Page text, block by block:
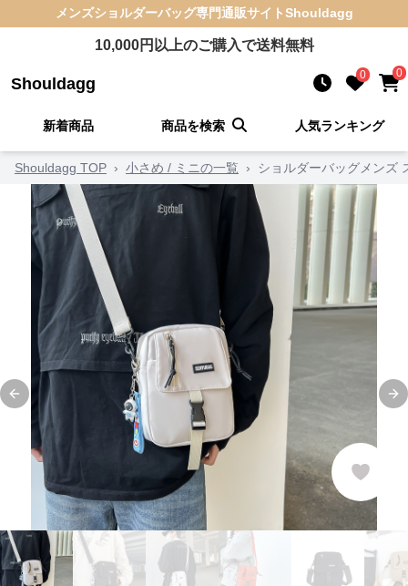
メンズショルダーバッグ専門通販サイトShouldagg
10,000円以上のご購入で送料無料
Shouldagg 0 0
新着商品 商品を検索 人気ランキング
Shouldagg TOP › 小さめ / ミニの一覧 › ショルダーバッグメンズ
Previous slide